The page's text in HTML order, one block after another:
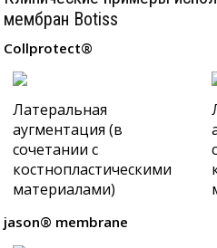
мембран Botiss
Collprotect®
Латеральная
аугментация (в
сочетании с
костнопластическими
материалами)
jason® membrane